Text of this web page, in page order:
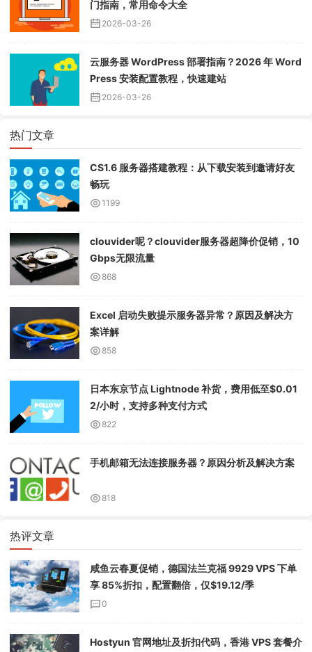
门指南，常用命令大全
2026-03-26
云服务器 WordPress 部署指南？2026 年 Word
Press 安装配置教程，快速建站
2026-03-26
热门文章
CS1.6 服务器搭建教程：从下载安装到邀请好友
畅玩
1199
clouvider呢？clouvider服务器超降价促销，10
Gbps无限流量
868
Excel 启动失败提示服务器异常？原因及解决方
案详解
858
日本东京节点 Lightnode 补货，费用低至$0.01
2/小时，支持多种支付方式
822
手机邮箱无法连接服务器？原因分析及解决方案
818
热评文章
咸鱼云春夏促销，德国法兰克福 9929 VPS 下单
享 85%折扣，配置翻倍，仅$19.12/季
0
Hostyun 官网地址及折扣代码，香港 VPS 套餐介